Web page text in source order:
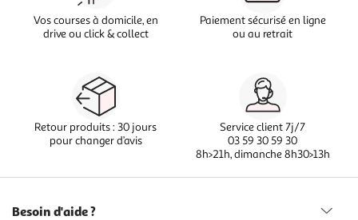
Vos courses à domicile, en
drive ou click & collect
Paiement sécurisé en ligne
ou au retrait
Retour produits : 30 jours
pour changer d’avis
Service client 7j/7
03 59 30 59 30
8h>21h, dimanche 8h30>13h
Besoin d'aide ?